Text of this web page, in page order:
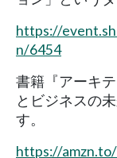
https://
n/6454
書籍『アーキ
とビジネスの
す。
https://